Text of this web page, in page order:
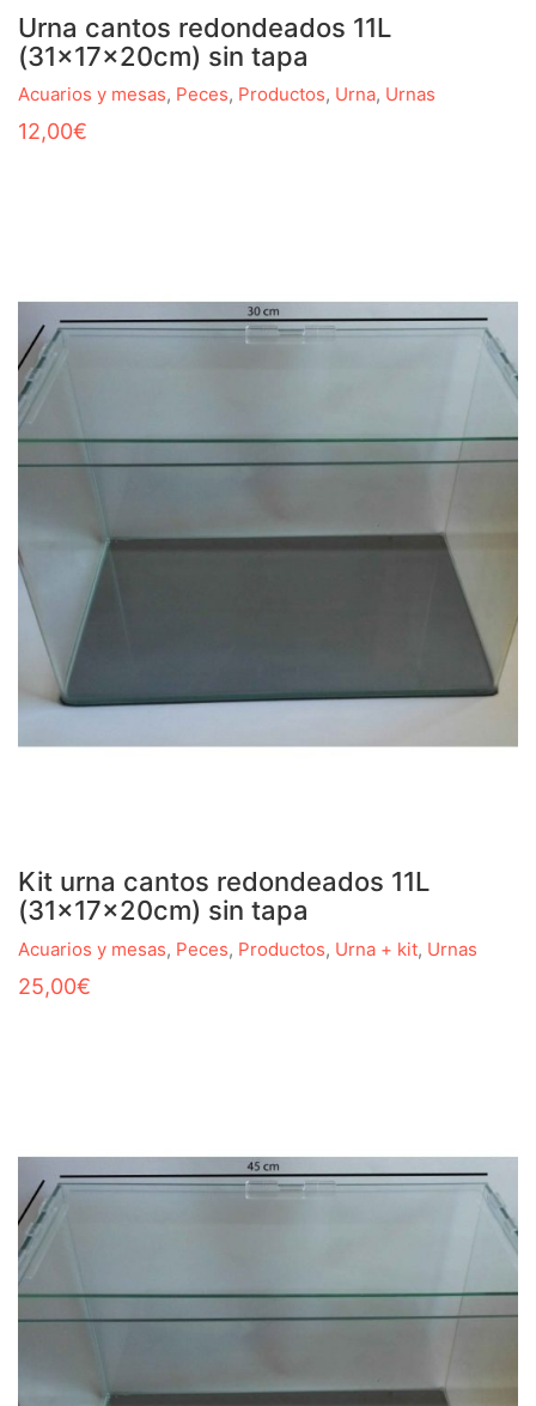
Urna cantos redondeados 11L
(31x17x20cm) sin tapa
Acuarios y mesas, Peces, Productos, Urna, Urnas
12,00€
Kit urna cantos redondeados 11L
(31x17x20cm) sin tapa
Acuarios y mesas, Peces, Productos, Urna + kit, Urnas
25,00€